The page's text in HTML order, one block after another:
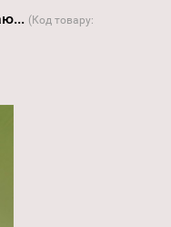
(Код товару: